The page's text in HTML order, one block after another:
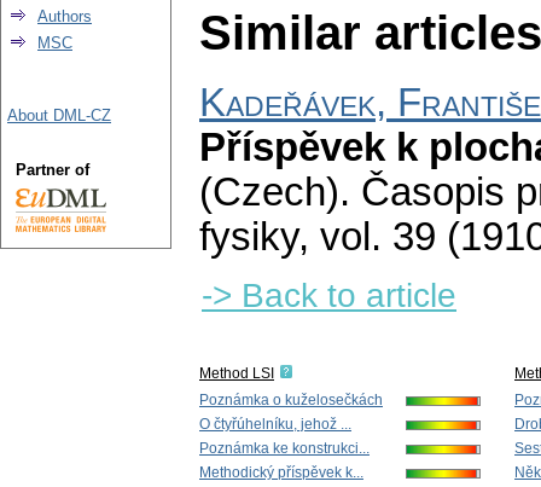
Similar
Kadeřávek,
Příspěvek k
(Czech). Časopis
fysiky, vol. 39
-> Back to article
Method LSI
Poznámka o kuželosečkách
O čtyřúhelníku, jehož ...
Poznámka ke konstrukci...
Methodický příspěvek k...
Authors
MSC
About DML-CZ
Partner of